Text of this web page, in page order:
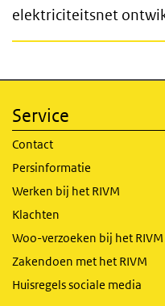
elektriciteitsnet
Service
Contact
Persinformatie
Werken bij het RIVM
Klachten
Woo-verzoeken bij het RIVM
Zakendoen met het RIVM
Huisregels sociale media